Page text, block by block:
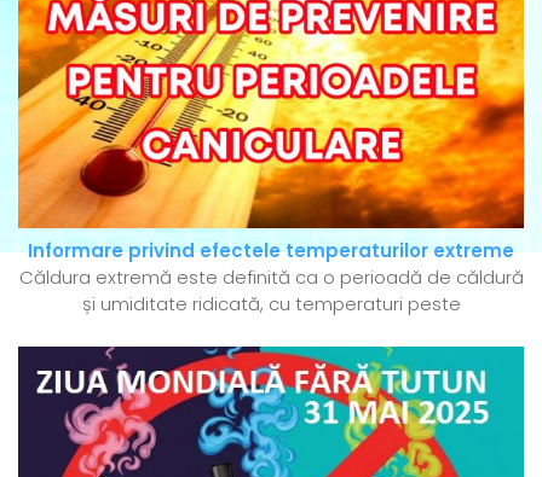
Informare privind efectele temperaturilor extreme
Căldura extremă este definită ca o perioadă de căldură
și umiditate ridicată, cu temperaturi peste